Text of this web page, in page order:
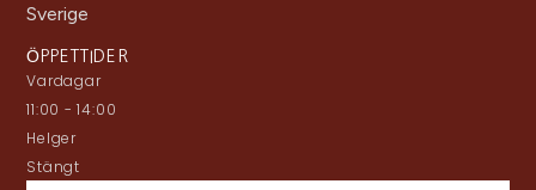
Sverige
ÖPPETTIDER
Vardagar
11:00 - 14:00
Helger
Stängt